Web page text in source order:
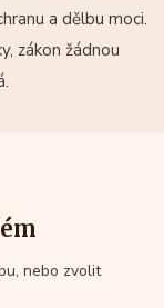
a dělbu moci.
zákon žádnou
nebo zvolit